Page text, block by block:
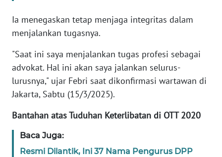
Ia menegaskan tetap menjaga integritas dalam
menjalankan tugasnya.
"Saat ini saya menjalankan tugas profesi sebagai
advokat. Hal ini akan saya jalankan selurus-
lurusnya," ujar Febri saat dikonfirmasi wartawan di
Jakarta, Sabtu (15/3/2025).
Bantahan atas Tuduhan Keterlibatan di OTT 2020
Baca Juga:
Resmi Dilantik, Ini 37 Nama Pengurus DPP
KARIR
Wahana
News
WN